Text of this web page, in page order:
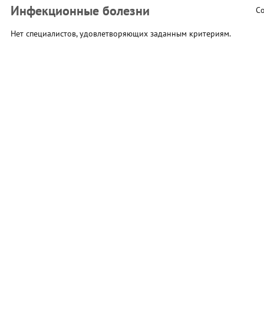
Инфекционные болезни
Нет специалистов, удовлетворяющих заданным критериям.